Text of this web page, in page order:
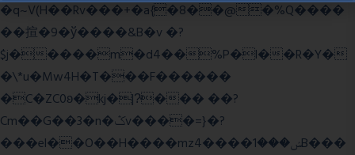
�q~V(H��Rv���+�a{�8��@�%Q����
��揎�9�ў����&B�v �?
$j�����m�d4��%P�l��R�Y�
�\*u�Mw4H�T���F������
�C�ZC0ʚ�kj�|?ͮ��� ��?
Cm��G��3�n�ݣv����=}�?
���el��O��H����mzݾ���1����4B���